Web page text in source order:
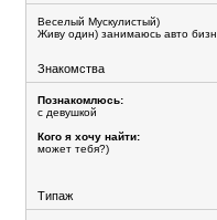
Веселый Мускулистый)
Живу один) занимаюсь авто
Знакомства
Познакомлюсь:
с девушкой
Кого я хочу найти:
может тебя?)
Типаж